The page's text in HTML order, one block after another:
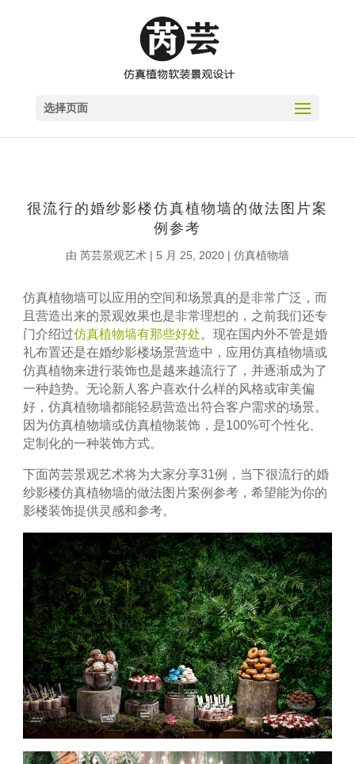
选择页面
很流行的婚纱影楼仿真植物墙的做法图片案
例参考
由 芮芸景观艺术 | 5 月 25, 2020 | 仿真植物墙
仿真植物墙可以应用的空间和场景真的是非常广泛，而
且营造出来的景观效果也是非常理想的，之前我们还专
门介绍过仿真植物墙有那些好处。现在国内外不管是婚
礼布置还是在婚纱影楼场景营造中，应用仿真植物墙或
仿真植物来进行装饰也是越来越流行了，并逐渐成为了
一种趋势。无论新人客户喜欢什么样的风格或审美偏
好，仿真植物墙都能轻易营造出符合客户需求的场景。
因为仿真植物墙或仿真植物装饰，是100%可个性化、
定制化的一种装饰方式。
下面芮芸景观艺术将为大家分享31例，当下很流行的婚
纱影楼仿真植物墙的做法图片案例参考，希望能为你的
影楼装饰提供灵感和参考。